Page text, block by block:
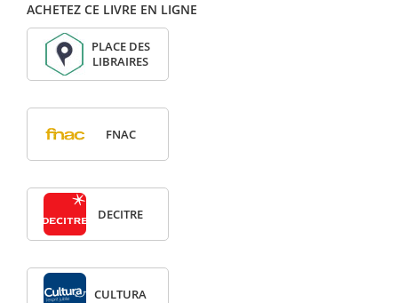
ACHETEZ CE LIVRE EN LIGNE
PLACE DES
LIBRAIRES
FNAC
DECITRE
CULTURA